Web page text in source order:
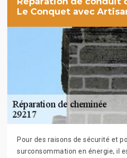
Le Conquet avec
Pour des raisons de sécurité et
surconsommation en énergie, il